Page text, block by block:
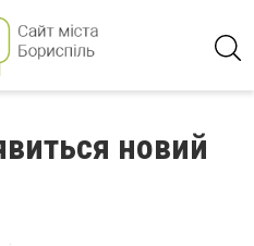
новий